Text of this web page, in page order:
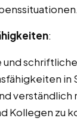
:
und schriftliche
in
verständlich
Kollegen zu